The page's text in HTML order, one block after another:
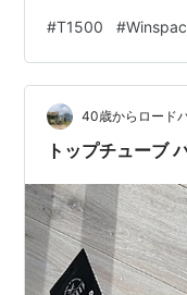
が、ライトは傷が
題がないようだ。
い事を祈りたい。
部分が破損している
な作りだ。 Olight
#T1500 #
40歳からロード
トップチューブ